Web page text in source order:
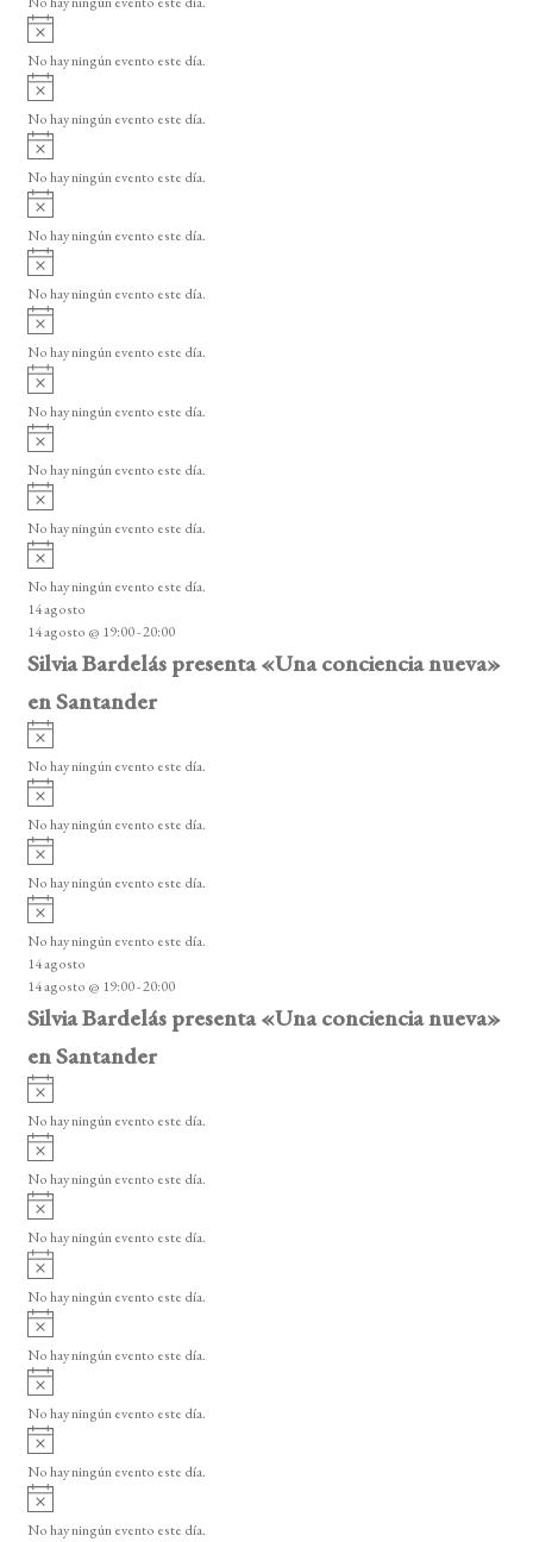
e
E
v
e
n
t
o
s
i
o
A
v
i
o
No hay ningún evento este día.
A
v
i
o
No hay ningún evento este día.
A
v
i
o
No hay ningún evento este día.
A
v
i
o
No hay ningún evento este día.
A
v
i
o
No hay ningún evento este día.
A
v
i
o
No hay ningún evento este día.
A
v
i
o
No hay ningún evento este día.
A
v
i
o
No hay ningún evento este día.
A
v
i
o
No hay ningún evento este día.
A
v
i
s
o
No hay ningún evento este día.
14 agosto
14 agosto @ 19:00-20:00
Silvia Bardelás presenta «Una conciencia nueva»
en Santander
A
v
i
o
No hay ningún evento este día.
A
v
i
o
No hay ningún evento este día.
A
v
i
o
No hay ningún evento este día.
A
v
i
s
o
No hay ningún evento este día.
14 agosto
14 agosto @ 19:00-20:00
Silvia Bardelás presenta «Una conciencia nueva»
en Santander
A
v
i
o
No hay ningún evento este día.
A
v
i
o
No hay ningún evento este día.
A
v
i
o
No hay ningún evento este día.
A
v
i
o
No hay ningún evento este día.
A
v
i
o
No hay ningún evento este día.
A
v
i
o
No hay ningún evento este día.
A
v
i
o
No hay ningún evento este día.
A
v
No hay ningún evento este día.